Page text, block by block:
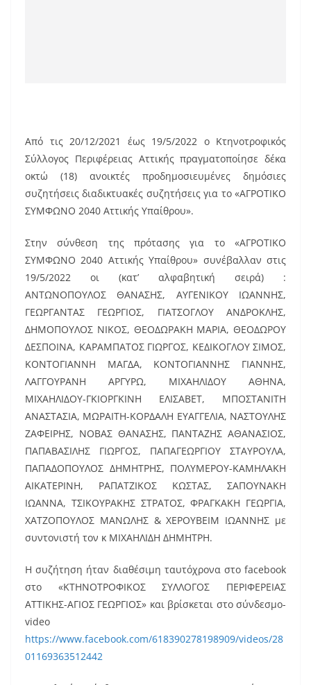
Από τις 20/12/2021 έως 19/5/2022 ο Κτηνοτροφικός
Σύλλογος Περιφέρειας Αττικής πραγματοποίησε δέκα
οκτώ (18) ανοικτές προδημοσιευμένες δημόσιες
συζητήσεις διαδικτυακές συζητήσεις για το «ΑΓΡΟΤΙΚΟ
ΣΥΜΦΩΝΟ 2040 Αττικής Υπαίθρου».
Στην σύνθεση της πρότασης για το «ΑΓΡΟΤΙΚΟ
ΣΥΜΦΩΝΟ 2040 Αττικής Υπαίθρου» συνέβαλλαν στις
19/5/2022 οι (κατ’ αλφαβητική σειρά) :
ΑΝΤΩΝΟΠΟΥΛΟΣ ΘΑΝΑΣΗΣ, ΑΥΓΕΝΙΚΟΥ ΙΩΑΝΝΗΣ,
ΓΕΩΡΓΑΝΤΑΣ ΓΕΩΡΓΙΟΣ, ΓΙΑΤΣΟΓΛΟΥ ΑΝΔΡΟΚΛΗΣ,
ΔΗΜΟΠΟΥΛΟΣ ΝΙΚΟΣ, ΘΕΟΔΩΡΑΚΗ ΜΑΡΙΑ, ΘΕΟΔΩΡΟΥ
ΔΕΣΠΟΙΝΑ, ΚΑΡΑΜΠΑΤΟΣ ΓΙΩΡΓΟΣ, ΚΕΔΙΚΟΓΛΟΥ ΣΙΜΟΣ,
ΚΟΝΤΟΓΙΑΝΝΗ ΜΑΓΔΑ, ΚΟΝΤΟΓΙΑΝΝΗΣ ΓΙΑΝΝΗΣ,
ΛΑΓΓΟΥΡΑΝΗ ΑΡΓΥΡΩ, ΜΙΧΑΗΛΙΔΟΥ ΑΘΗΝΑ,
ΜΙΧΑΗΛΙΔΟΥ-ΓΚΙΟΡΓΚΙΝΗ ΕΛΙΣΑΒΕΤ, ΜΠΟΣΤΑΝΙΤΗ
ΑΝΑΣΤΑΣΙΑ, ΜΩΡΑΙΤΗ-ΚΟΡΔΑΛΗ ΕΥΑΓΓΕΛΙΑ, ΝΑΣΤΟΥΛΗΣ
ΖΑΦΕΙΡΗΣ, ΝΟΒΑΣ ΘΑΝΑΣΗΣ, ΠΑΝΤΑΖΗΣ ΑΘΑΝΑΣΙΟΣ,
ΠΑΠΑΒΑΣΙΛΗΣ ΓΙΩΡΓΟΣ, ΠΑΠΑΓΕΩΡΓΙΟΥ ΣΤΑΥΡΟΥΛΑ,
ΠΑΠΑΔΟΠΟΥΛΟΣ ΔΗΜΗΤΡΗΣ, ΠΟΛΥΜΕΡΟΥ-ΚΑΜΗΛΑΚΗ
ΑΙΚΑΤΕΡΙΝΗ, ΡΑΠΑΤΖΙΚΟΣ ΚΩΣΤΑΣ, ΣΑΠΟΥΝΑΚΗ
ΙΩΑΝΝΑ, ΤΣΙΚΟΥΡΑΚΗΣ ΣΤΡΑΤΟΣ, ΦΡΑΓΚΑΚΗ ΓΕΩΡΓΙΑ,
ΧΑΤΖΟΠΟΥΛΟΣ ΜΑΝΩΛΗΣ & ΧΕΡΟΥΒΕΙΜ ΙΩΑΝΝΗΣ με
συντονιστή τον κ ΜΙΧΑΗΛΙΔΗ ΔΗΜΗΤΡΗ.
Η συζήτηση ήταν διαθέσιμη ταυτόχρονα στο facebook
στο «ΚΤΗΝΟΤΡΟΦΙΚΟΣ ΣΥΛΛΟΓΟΣ ΠΕΡΙΦΕΡΕΙΑΣ
ΑΤΤΙΚΗΣ-ΑΓΙΟΣ ΓΕΩΡΓΙΟΣ» και βρίσκεται στο σύνδεσμο-
video
https://www.facebook.com/618390278198909/videos/28
01169363512442